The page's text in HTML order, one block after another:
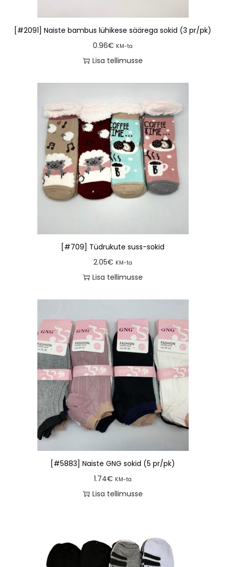
[#2091] Naiste bambus lühikese säärega sokid (3 pr/pk)
0.96€ KM-ta
Lisa tellimusse
[#709] Tüdrukute suss-sokid
2.05€ KM-ta
Lisa tellimusse
[#5883] Naiste GNG sokid (5 pr/pk)
1.74€ KM-ta
Lisa tellimusse